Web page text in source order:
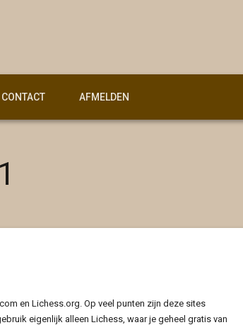
CONTACT AFMELDEN
en Lichess.org. Op veel punten zijn deze sites
eigenlijk alleen Lichess, waar je geheel gratis van